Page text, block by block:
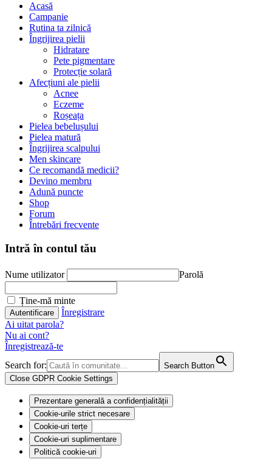
Acasă
Campanie
Rutina ta zilnică
Îngrijirea pielii
Hidratare
Pete pigmentare
Protecție solară
Afecțiuni ale pielii
Acnee
Eczeme
Roșeața
Pielea bebelușului
Pielea matură
Îngrijirea scalpului
Men skincare
Ce recomandă medicii?
Devino membru
Adună puncte
Shop
Forum
Întrebări frecvente
Intră în contul tău
Nume utilizator Parolă
Ține-mă minte
Înregistrare
Ai uitat parola?
Nu ai cont?
Înregistrează-te
Search for:
Search Button
Close GDPR Cookie Settings
Prezentare generală a confidențialității
Cookie-urile strict necesare
Cookie-uri terțe
Cookie-uri suplimentare
Politică cookie-uri